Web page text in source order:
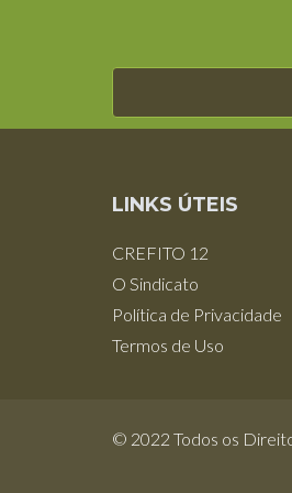
LINKS ÚTEIS
CREFITO 12
O Sindicato
Política de Privacidade
Termos de Uso
© 2022 Todos os